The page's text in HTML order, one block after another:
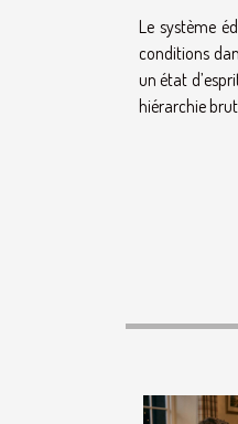
Le système
conditions
un état
hiérarchie